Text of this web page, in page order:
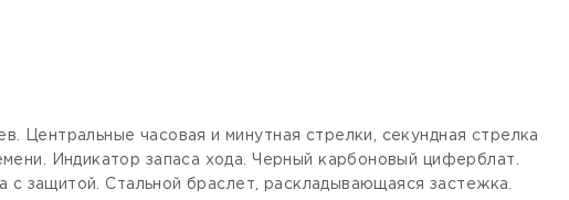
Центральные часовая и минутная стрелки, секундная стрелка
Индикатор запаса хода. Черный карбоновый циферблат.
защитой. Стальной браслет, раскладывающаяся застежка.